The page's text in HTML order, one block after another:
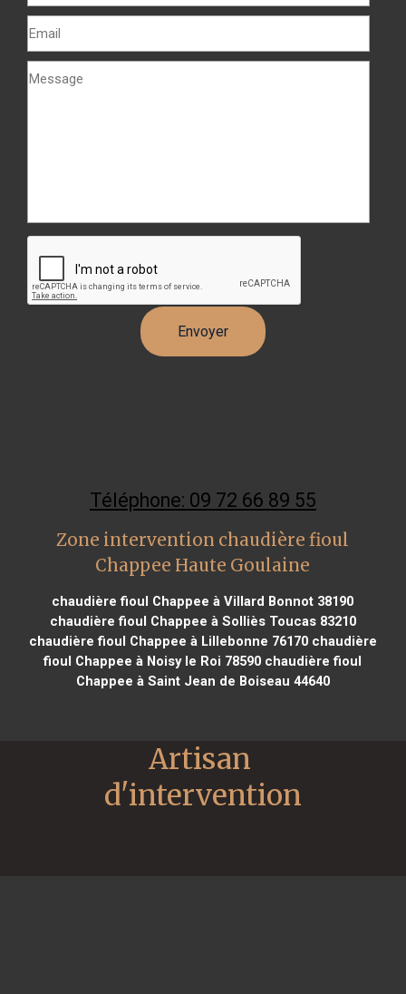
Téléphone: 09 72 66 89 55
Zone intervention chaudière fioul
Chappee Haute Goulaine
chaudière fioul Chappee à Villard Bonnot 38190
chaudière fioul Chappee à Solliès Toucas 83210
chaudière fioul Chappee à Lillebonne 76170chaudière
fioul Chappee à Noisy le Roi 78590 chaudière fioul
Chappee à Saint Jean de Boiseau 44640
Artisan
d'intervention